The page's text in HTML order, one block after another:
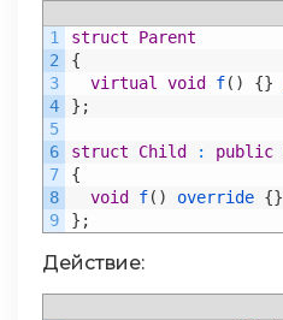
1
2
3
4
5
6
7
8
9
struct
Parent
{
virtual
void f( ) {}
} ;
struct Child : public
{
void
f( ) override {}
} ;
Действие: